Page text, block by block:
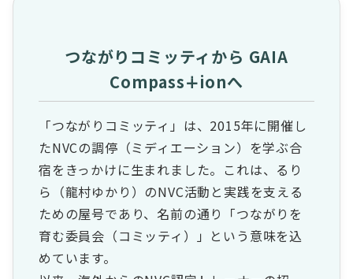
つながりコミッティから GAIA
Compass∔ionへ
「つながりコミッティ」は、2015年に開催し
たNVCの調停（ミディエーション）を学ぶ合
宿をきっかけに生まれました。これは、るり
ら（龍村ゆかり）のNVC活動と実践を支える
ための屋号であり、名前の通り「つながりを
育む委員会（コミッティ）」という意味を込
めています。